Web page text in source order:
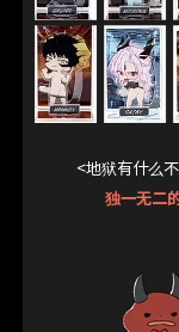
<地狱有什么
独一无二